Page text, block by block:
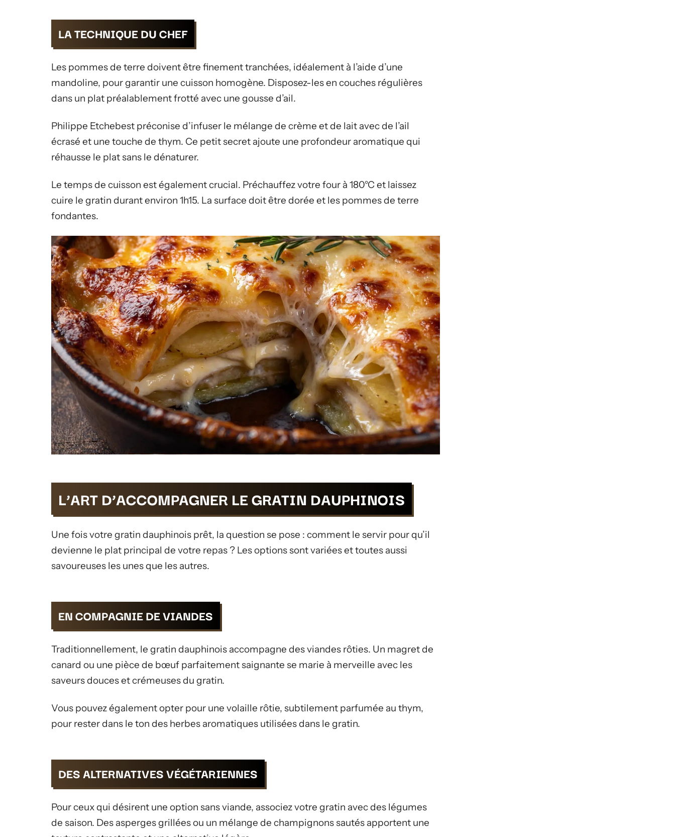
LA TECHNIQUE DU CHEF
Les pommes de terre doivent être finement tranchées, idéalement à l’aide d’une
mandoline, pour garantir une cuisson homogène. Disposez-les en couches régulières
dans un plat préalablement frotté avec une gousse d’ail.
Philippe Etchebest préconise d’infuser le mélange de crème et de lait avec de l’ail
écrasé et une touche de thym. Ce petit secret ajoute une profondeur aromatique qui
réhausse le plat sans le dénaturer.
Le temps de cuisson est également crucial. Préchauffez votre four à 180°C et laissez
cuire le gratin durant environ 1h15. La surface doit être dorée et les pommes de terre
fondantes.
L’ART D’ACCOMPAGNER LE GRATIN DAUPHINOIS
Une fois votre gratin dauphinois prêt, la question se pose : comment le servir pour qu’il
devienne le plat principal de votre repas ? Les options sont variées et toutes aussi
savoureuses les unes que les autres.
EN COMPAGNIE DE VIANDES
Traditionnellement, le gratin dauphinois accompagne des viandes rôties. Un magret de
canard ou une pièce de bœuf parfaitement saignante se marie à merveille avec les
saveurs douces et crémeuses du gratin.
Vous pouvez également opter pour une volaille rôtie, subtilement parfumée au thym,
pour rester dans le ton des herbes aromatiques utilisées dans le gratin.
DES ALTERNATIVES VÉGÉTARIENNES
Pour ceux qui désirent une option sans viande, associez votre gratin avec des légumes
de saison. Des asperges grillées ou un mélange de champignons sautés apportent une